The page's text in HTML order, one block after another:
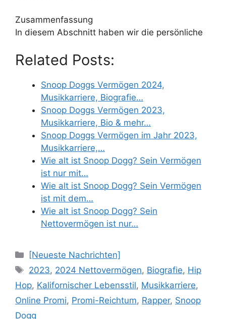
Zusammenfassung
In diesem Abschnitt haben wir die persönliche
Related Posts:
Snoop Doggs Vermögen 2024,
Musikkarriere, Biografie…
Snoop Doggs Vermögen 2023,
Musikkarriere, Bio & mehr…
Snoop Doggs Vermögen im Jahr 2023,
Musikkarriere,…
Wie alt ist Snoop Dogg? Sein Vermögen
ist nur mit…
Wie alt ist Snoop Dogg? Sein Vermögen
ist mit dem…
Wie alt ist Snoop Dogg? Sein
Nettovermögen ist nur…
Categories
[Neueste Nachrichten]
Tags
2023, 2024 Nettovermögen, Biografie, Hip
Hop, Kalifornischer Lebensstil, Musikkarriere,
Online Promi, Promi-Reichtum, Rapper, Snoop
Dogg